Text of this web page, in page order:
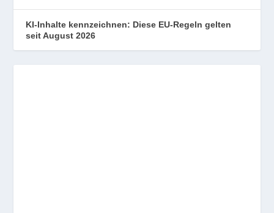
KI-Inhalte kennzeichnen: Diese EU-Regeln gelten
seit August 2026